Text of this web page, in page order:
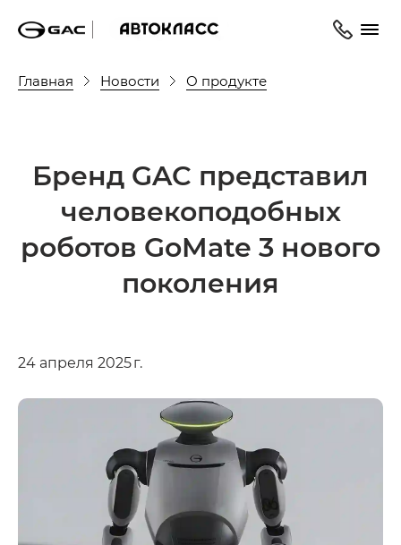
Главная Новости О продукте
Бренд GAC представил
человекоподобных
роботов GoMate 3 нового
поколения
24 апреля 2025 г.